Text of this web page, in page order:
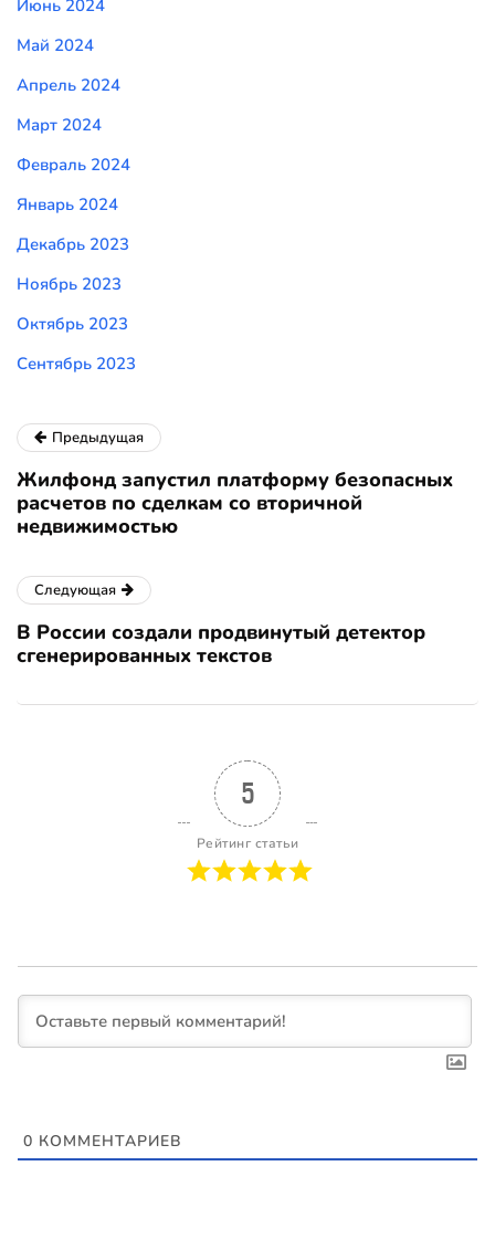
Июнь 2024
Май 2024
Апрель 2024
Март 2024
Февраль 2024
Январь 2024
Декабрь 2023
Ноябрь 2023
Октябрь 2023
Сентябрь 2023
Предыдущая
Жилфонд запустил платформу безопасных
расчетов по сделкам со вторичной
недвижимостью
Следующая
В России создали продвинутый детектор
сгенерированных текстов
5
Рейтинг статьи
0 КОММЕНТАРИЕВ